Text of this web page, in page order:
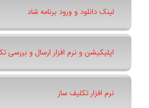
لینک دانلود و ورود برنامه شاد
اپلیکیشن و نرم افزار ارسال و بررسی
نرم افزار تکلیف ساز